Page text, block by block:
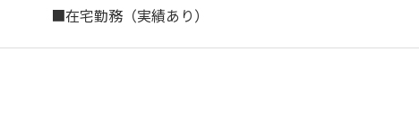
■在宅勤務（実績あり）